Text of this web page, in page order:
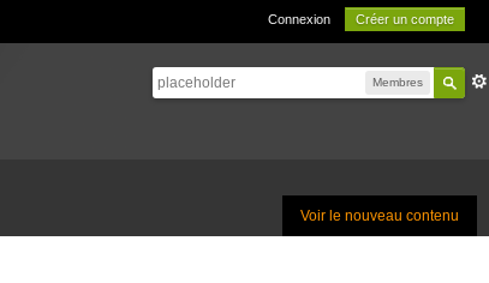
Connexion Créer un compte
Membres
Voir le nouveau contenu